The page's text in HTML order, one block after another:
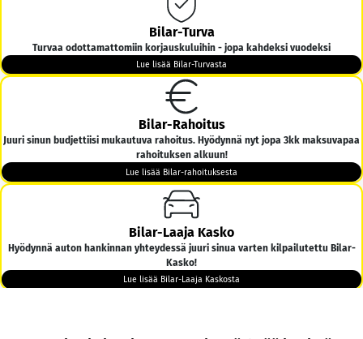
Bilar-Turva
Turvaa odottamattomiin korjauskuluihin - jopa kahdeksi vuodeksi
Lue lisää Bilar-Turvasta
Bilar-Rahoitus
Juuri sinun budjettiisi mukautuva rahoitus. Hyödynnä nyt jopa 3kk maksuvapaa
rahoituksen alkuun!
Lue lisää Bilar-rahoituksesta
Bilar-Laaja Kasko
Hyödynnä auton hankinnan yhteydessä juuri sinua varten kilpailutettu Bilar-
Kasko!
Lue lisää Bilar-Laaja Kaskosta